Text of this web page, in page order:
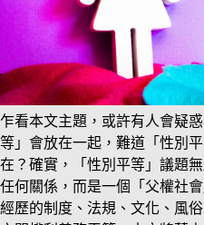
乍看本文主題，或許有人會疑
等」會放在一起，難道「性別
在？確實，「性別平等」議題
任何關係，而是一個「父權社
經歷的制度、法規、文化、風